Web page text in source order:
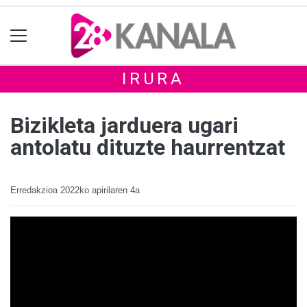
IRURA
Bizikleta jarduera ugari
antolatu dituzte haurrentzat
Erredakzioa 2022ko apirilaren 4a